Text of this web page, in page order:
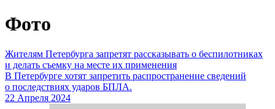
Фото
Жителям Петербурга запретят рассказывать о беспилотниках
и делать съемку на месте их применения
В Петербурге хотят запретить распространение сведений
о последствиях ударов БПЛА.
22 Апреля 2024